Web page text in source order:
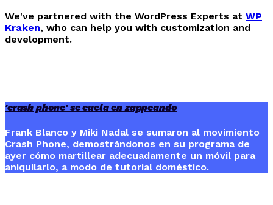
We've partnered with the WordPress Experts at WP
Kraken, who can help you with customization and
development.
'crash phone' se cuela en zappeando
Frank Blanco y Miki Nadal se sumaron al movimiento
Crash Phone, demostrándonos en su programa de
ayer cómo martillear adecuadamente un móvil para
aniquilarlo, a modo de tutorial doméstico.